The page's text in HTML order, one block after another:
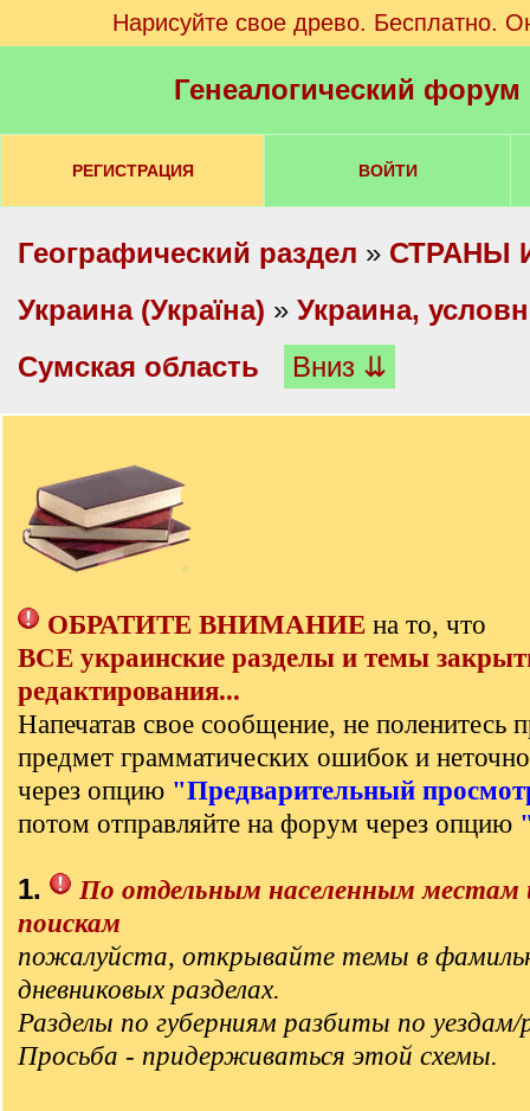
Нарисуйте свое древо. Бесплатно.
Генеалогический
РЕГИСТРАЦИЯ ВОЙТИ
Географический раздел » СТРАНЫ
Украина (Україна) » Украина,
Сумская область
Вниз ⇊
ОБРАТИТЕ ВНИМАНИЕ на то, что
ВСЕ украинские разделы и темы
редактирования...
Напечатав свое сообщение, не поленитесь
предмет грамматических ошибок и
через опцию "Предварительный
потом отправляйте на форум через опцию
1.
По отдельным населенным местам
поискам
пожалуйста, открывайте темы в
дневниковых разделах.
Разделы по губерниям разбиты по
Просьба - придерживаться этой схемы.